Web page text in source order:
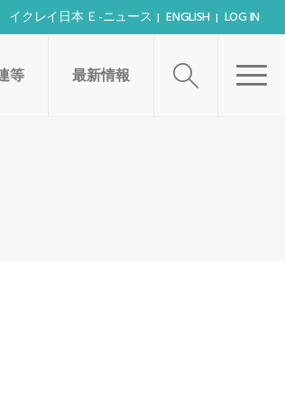
イクレイ日本 Ｅ-ニュース ENGLISH LOG IN
等 最新情報